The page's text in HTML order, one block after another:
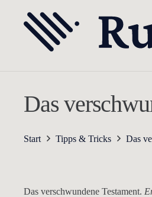
Das
Start Tipps & Tricks Das
Das verschwundene Testament.